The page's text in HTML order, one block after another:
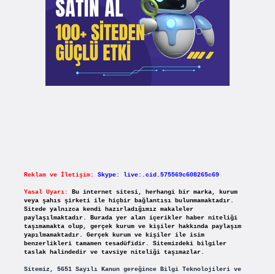
Reklam ve İletişim: Skype: live:.cid.575569c608265c69
Yasal Uyarı:
Bu internet sitesi, herhangi bir marka, kurum
veya şahıs şirketi ile hiçbir bağlantısı bulunmamaktadır.
Sitede yalnızca kendi hazırladığımız makaleler
paylaşılmaktadır. Burada yer alan içerikler haber niteliği
taşımamakta olup, gerçek kurum ve kişiler hakkında paylaşım
yapılmamaktadır. Gerçek kurum ve kişiler ile isim
benzerlikleri tamamen tesadüfidir. Sitemizdeki bilgiler
taslak halindedir ve tavsiye niteliği taşımazlar.
Sitemiz, 5651 Sayılı Kanun gereğince Bilgi Teknolojileri ve